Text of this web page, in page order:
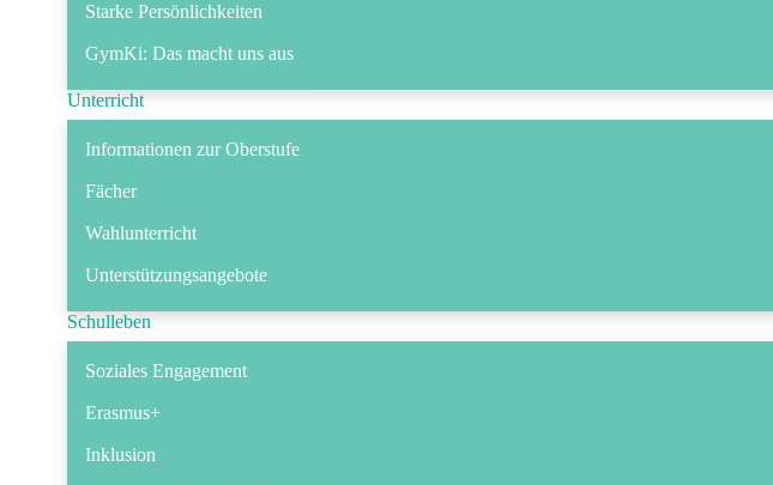
Starke Persönlichkeiten
GymKi: Das macht uns aus
Unterricht
Informationen zur Oberstufe
Fächer
Wahlunterricht
Unterstützungsangebote
Schulleben
Soziales Engagement
Erasmus+
Inklusion